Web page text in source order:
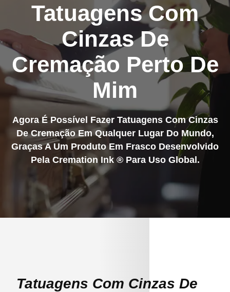
Tatuagens Com
Cinzas De
Cremação Perto De
Mim
Agora É Possível Fazer Tatuagens Com Cinzas
De Cremação Em Qualquer Lugar Do Mundo,
Graças A Um Produto Em Frasco Desenvolvido
Pela Cremation Ink ® Para Uso Global.
Tatuagens Com Cinzas De